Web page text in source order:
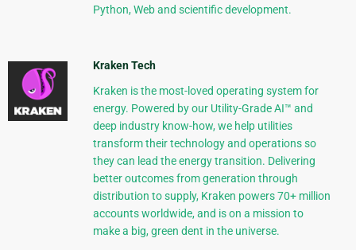
Python, Web and scientific development.
Kraken Tech
Kraken is the most-loved operating system for
energy. Powered by our Utility-Grade AI™ and
deep industry know-how, we help utilities
transform their technology and operations so
they can lead the energy transition. Delivering
better outcomes from generation through
distribution to supply, Kraken powers 70+ million
accounts worldwide, and is on a mission to
make a big, green dent in the universe.